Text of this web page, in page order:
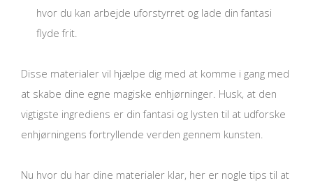
hvor du kan arbejde uforstyrret og lade din fantasi
flyde frit.
Disse materialer vil hjælpe dig med at komme i gang med
at skabe dine egne magiske enhjørninger. Husk, at den
vigtigste ingrediens er din fantasi og lysten til at udforske
enhjørningens fortryllende verden gennem kunsten.
Nu hvor du har dine materialer klar, her er nogle tips til at